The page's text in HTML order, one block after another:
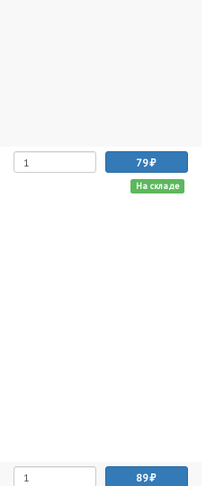
79
На складе
89